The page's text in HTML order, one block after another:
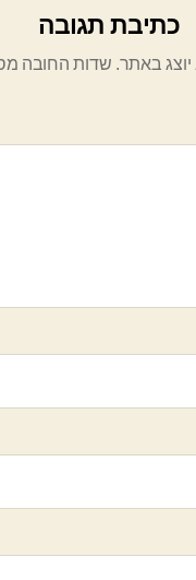
כתיבת תגובה
יוצג באתר. שדות החובה